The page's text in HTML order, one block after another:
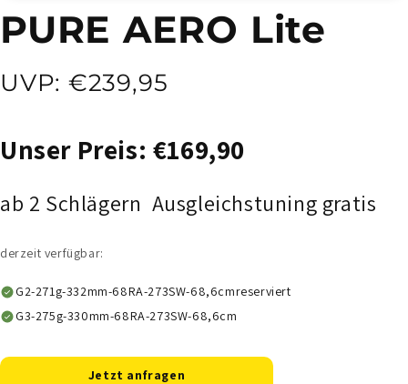
PURE AERO Lite
UVP: €239,95
Unser Preis: €169,90
ab 2 Schlägern Ausgleichstuning gratis
derzeit verfügbar:
G2-271g-332mm-68RA-273SW-68,6cmreserviert
G3-275g-330mm-68RA-273SW-68,6cm
Jetzt anfragen